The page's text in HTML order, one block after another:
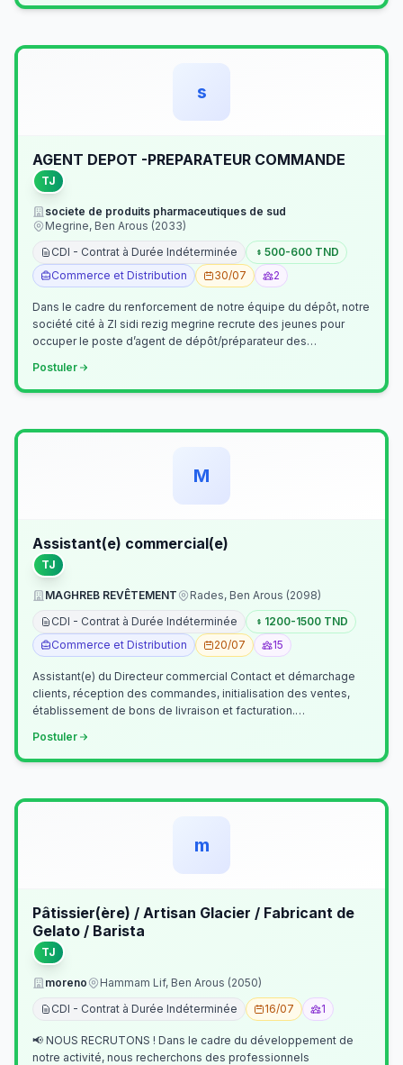
s
AGENT DEPOT -PREPARATEUR COMMANDE
TJ
societe de produits pharmaceutiques de sud
Megrine, Ben Arous (2033)
CDI - Contrat à Durée Indéterminée
500-600 TND
Commerce et Distribution
30/07 2
Dans le cadre du renforcement de notre équipe du dépôt, notre
société cité à ZI sidi rezig megrine recrute des jeunes pour
occuper le poste d’agent de dépôt/préparateur des
Postuler
M
Assistant(e) commercial(e)
TJ
MAGHREB REVÊTEMENT
Rades, Ben Arous (2098)
CDI - Contrat à Durée Indéterminée
1200-1500 TND
Commerce et Distribution
20/07 15
Assistant(e) du Directeur commercial Contact et démarchage
clients, réception des commandes, initialisation des ventes,
établissement de bons de livraison et facturation.
Postuler
m
Pâtissier(ère) / Artisan Glacier / Fabricant de
Gelato / Barista
TJ
moreno
Hammam Lif, Ben Arous (2050)
CDI - Contrat à Durée Indéterminée
16/07 1
📢 NOUS RECRUTONS ! Dans le cadre du développement de
notre activité, nous recherchons des professionnels